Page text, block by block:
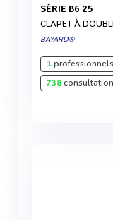
SÉRIE B6 25
CLAPET À
BAYARD®
1
738